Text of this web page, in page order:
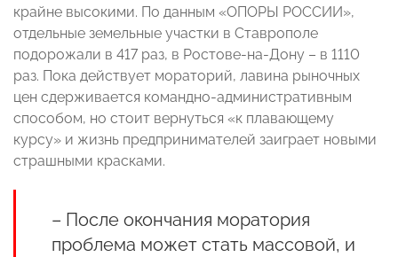
крайне высокими. По данным «ОПОРЫ РОССИИ»,
отдельные земельные участки в Ставрополе
подорожали в 417 раз, в Ростове-на-Дону – в 1110
раз. Пока действует мораторий, лавина рыночных
цен сдерживается командно-административным
способом, но стоит вернуться «к плавающему
курсу» и жизнь предпринимателей заиграет новыми
страшными красками.
– После окончания моратория
проблема может стать массовой, и